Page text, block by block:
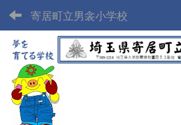
寄居町立男衾小学校